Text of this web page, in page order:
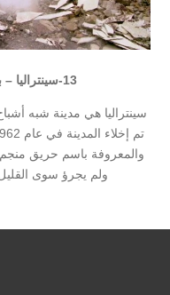
13- سينتراليا –
سينتراليا هي مدينة شبه
والمعروفة باسم حريق منجم
ولم يجرؤ سوى